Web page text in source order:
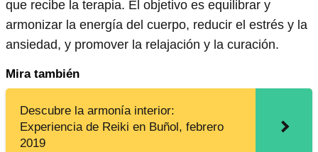
que recibe la terapia. El objetivo es equilibrar y
armonizar la energía del cuerpo, reducir el estrés y la
ansiedad, y promover la relajación y la curación.
Mira también
Descubre la armonía interior:
Experiencia de Reiki en Buñol, febrero
2019